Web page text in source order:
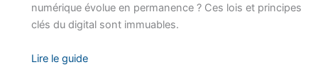
numérique évolue en permanence ? Ces lois et principes
clés du digital sont immuables.
Lire le guide